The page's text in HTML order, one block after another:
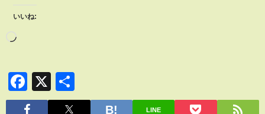
いいね:
Facebook
X
有
LINE